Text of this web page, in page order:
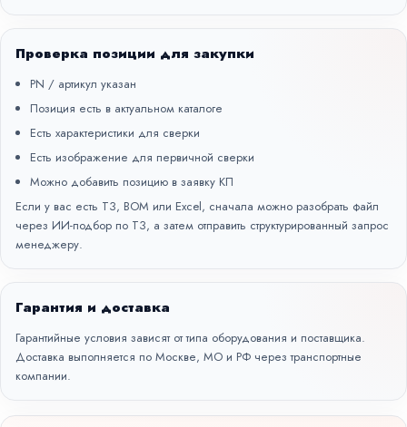
Проверка позиции для закупки
PN / артикул указан
Позиция есть в актуальном каталоге
Есть характеристики для сверки
Есть изображение для первичной сверки
Можно добавить позицию в заявку КП
Если у вас есть ТЗ, BOM или Excel, сначала можно разобрать файл
через ИИ-подбор по ТЗ, а затем отправить структурированный запрос
менеджеру.
Гарантия и доставка
Гарантийные условия зависят от типа оборудования и поставщика.
Доставка выполняется по Москве, МО и РФ через транспортные
компании.